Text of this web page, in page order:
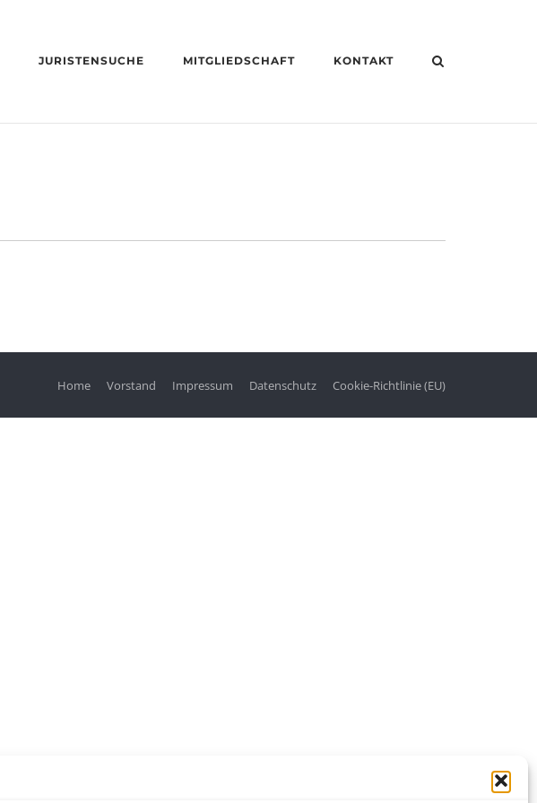
JURISTENSUCHE MITGLIEDSCHAFT KONTAKT
Home Vorstand Impressum Datenschutz Cookie-Richtlinie (EU)